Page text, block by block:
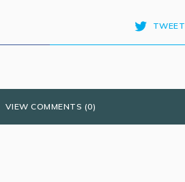
TWEET
VIEW COMMENTS (0)